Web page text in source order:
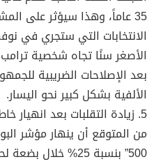
35 عاماً، وهذا سيؤثر على
الانتخابات التي ستجري في
الأصغر سنًا تجاه شخصية
بعد الإصلاحات الضريبية
الألفية بشكل كبير نحو اليسار.
5. زيادة التقلبات بعد انهيار خاطف في أسواق الأسهم
من المتوقع أن ينهار مؤشر
500” بنسبة 25%